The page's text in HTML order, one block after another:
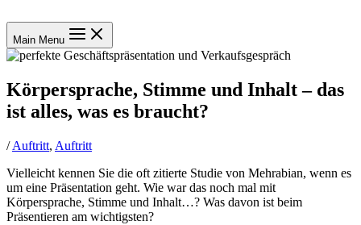
Main Menu
Körpersprache, Stimme und Inhalt – das
ist alles, was es braucht?
/Auftritt, Auftritt
Vielleicht kennen Sie die oft zitierte Studie von Mehrabian, wenn es
um eine Präsentation geht. Wie war das noch mal mit
Körpersprache, Stimme und Inhalt…? Was davon ist beim
Präsentieren am wichtigsten?